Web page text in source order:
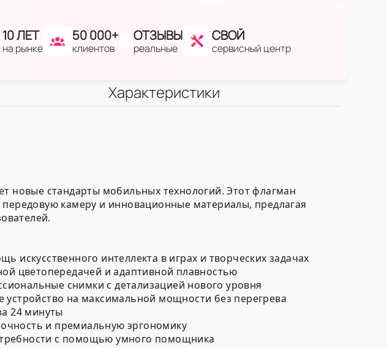
10 ЛЕТ
на рынке
50 000+
клиентов
ОТЗЫВЫ
реальные
СВОЙ
сервисный центр
Характеристики
новые стандарты мобильных технологий. Этот флагман
камеру и инновационные материалы, предлагая
интеллекта в играх и творческих задачах
цветопередачей и адаптивной плавностью
снимки с детализацией нового уровня
на максимальной мощности без перегрева
24 минуты
и премиальную эргономику
с помощью умного помощника